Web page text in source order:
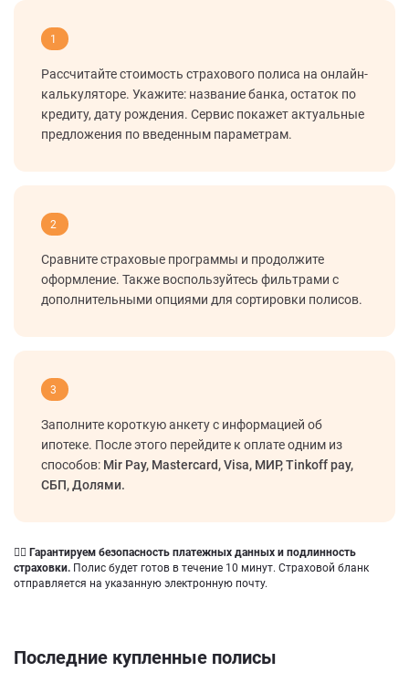
1
Рассчитайте стоимость страхового полиса на онлайн-
калькуляторе. Укажите: название банка, остаток по
кредиту, дату рождения. Сервис покажет актуальные
предложения по введенным параметрам.
2
Сравните страховые программы и продолжите
оформление. Также воспользуйтесь фильтрами с
дополнительными опциями для сортировки полисов.
3
Заполните короткую анкету с информацией об
ипотеке. После этого перейдите к оплате одним из
способов: Mir Pay, Mastercard, Visa, МИР, Tinkoff pay,
СБП, Долями.
👍🏻 Гарантируем безопасность платежных данных и подлинность
страховки. Полис будет готов в течение 10 минут. Страховой бланк
отправляется на указанную электронную почту.
Последние купленные полисы